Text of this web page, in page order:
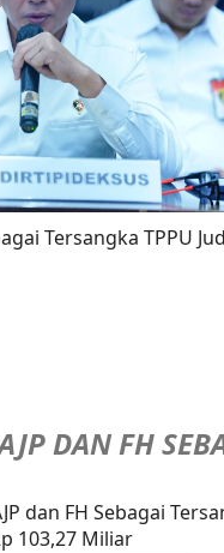
Tersangka TPPU
DAN FH
dan FH Sebagai
103,27 Miliar